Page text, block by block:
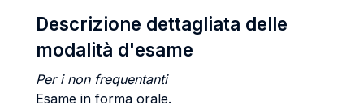
Descrizione dettagliata delle
modalità d'esame
Per i non frequentanti
Esame in forma orale.